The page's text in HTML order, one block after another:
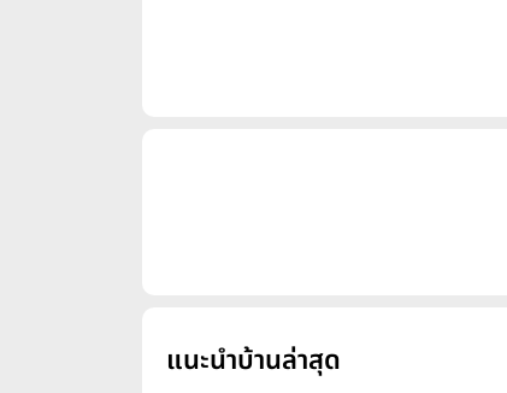
แนะนำบ้านล่าสุด